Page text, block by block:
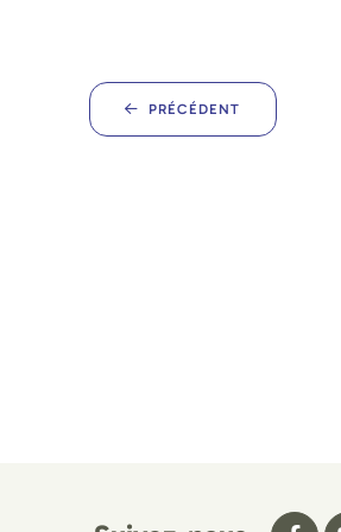
PRÉCÉDENT